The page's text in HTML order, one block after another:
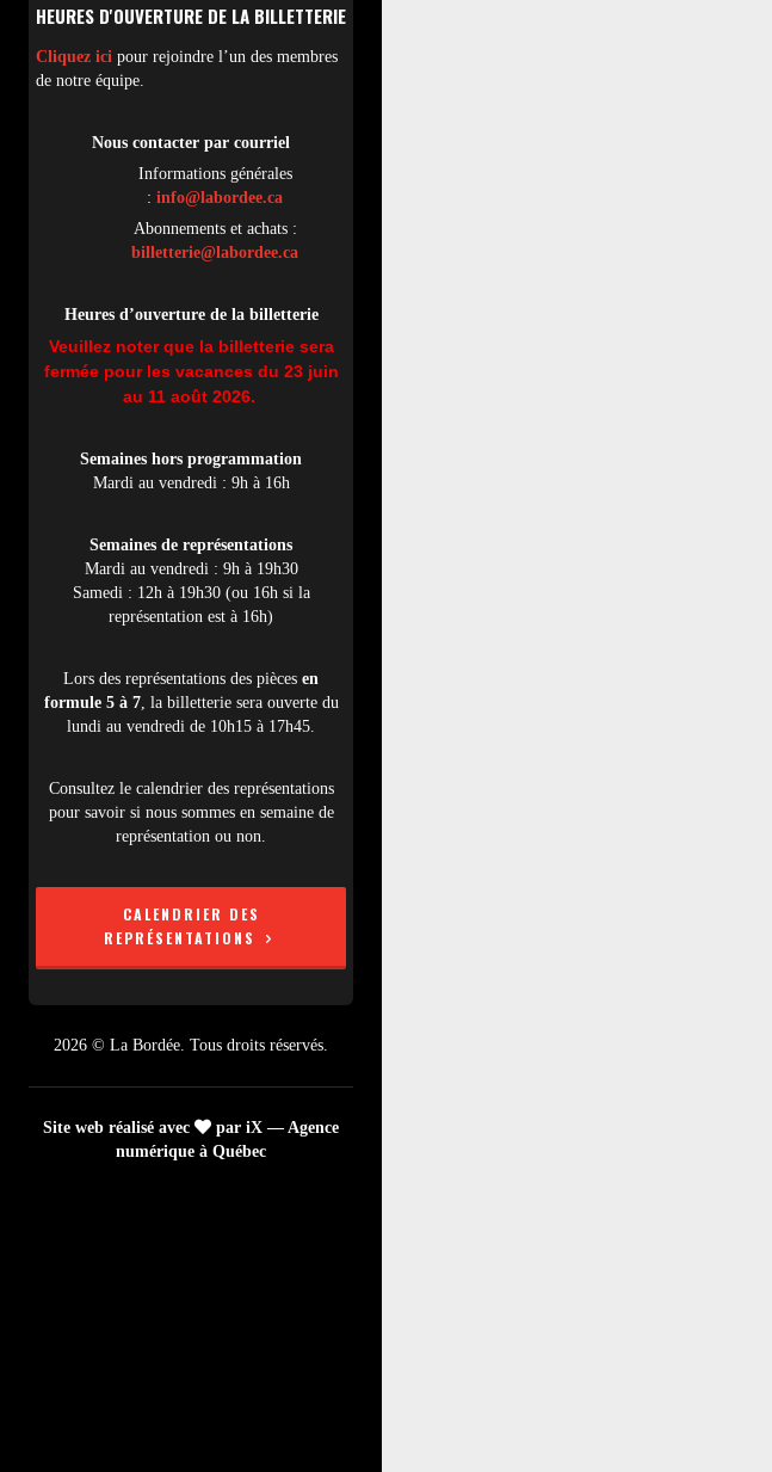
HEURES D'OUVERTURE DE LA BILLETTERIE
Cliquez ici pour rejoindre l’un des membres
de notre équipe.
Nous contacter par courriel
Informations générales
: info@labordee.ca
Abonnements et achats :
billetterie@labordee.ca
Heures d’ouverture de la billetterie
Veuillez noter que la billetterie sera
fermée pour les vacances du 23 juin
au 11 août 2026.
Semaines hors programmation
Mardi au vendredi : 9h à 16h
Semaines de représentations
Mardi au vendredi : 9h à 19h30
Samedi : 12h à 19h30 (ou 16h si la
représentation est à 16h)
Lors des représentations des pièces en
formule 5 à 7, la billetterie sera ouverte du
lundi au vendredi de 10h15 à 17h45.
Consultez le calendrier des représentations
pour savoir si nous sommes en semaine de
représentation ou non.
CALENDRIER DES
REPRÉSENTATIONS
2026 © La Bordée. Tous droits réservés.
Site web réalisé avec
par iX — Agence
numérique à Québec